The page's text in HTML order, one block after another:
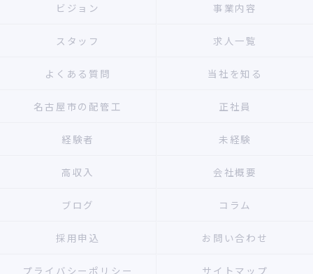
ビジョン 事業内容
スタッフ 求人一覧
よくある質問 当社を知る
名古屋市の配管工 正社員
経験者 未経験
高収入 会社概要
ブログ コラム
採用申込 お問い合わせ
プライバシーポリシー サイトマップ